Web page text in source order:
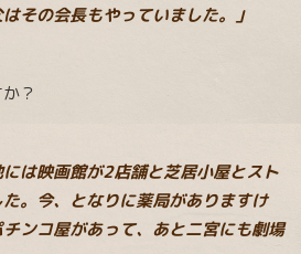
その会長もやっていました。」
？
は映画館が2店舗と芝居小屋とスト
た。今、となりに薬局がありますけ
ンコ屋があって、あと二宮にも劇場